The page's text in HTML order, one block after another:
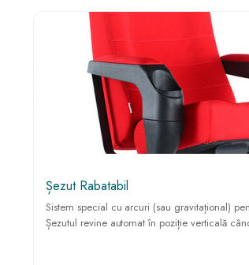
Șezut Rabatabil
Sistem special cu arcuri (sau gravitațional)
Șezutul revine automat în poziție verticală